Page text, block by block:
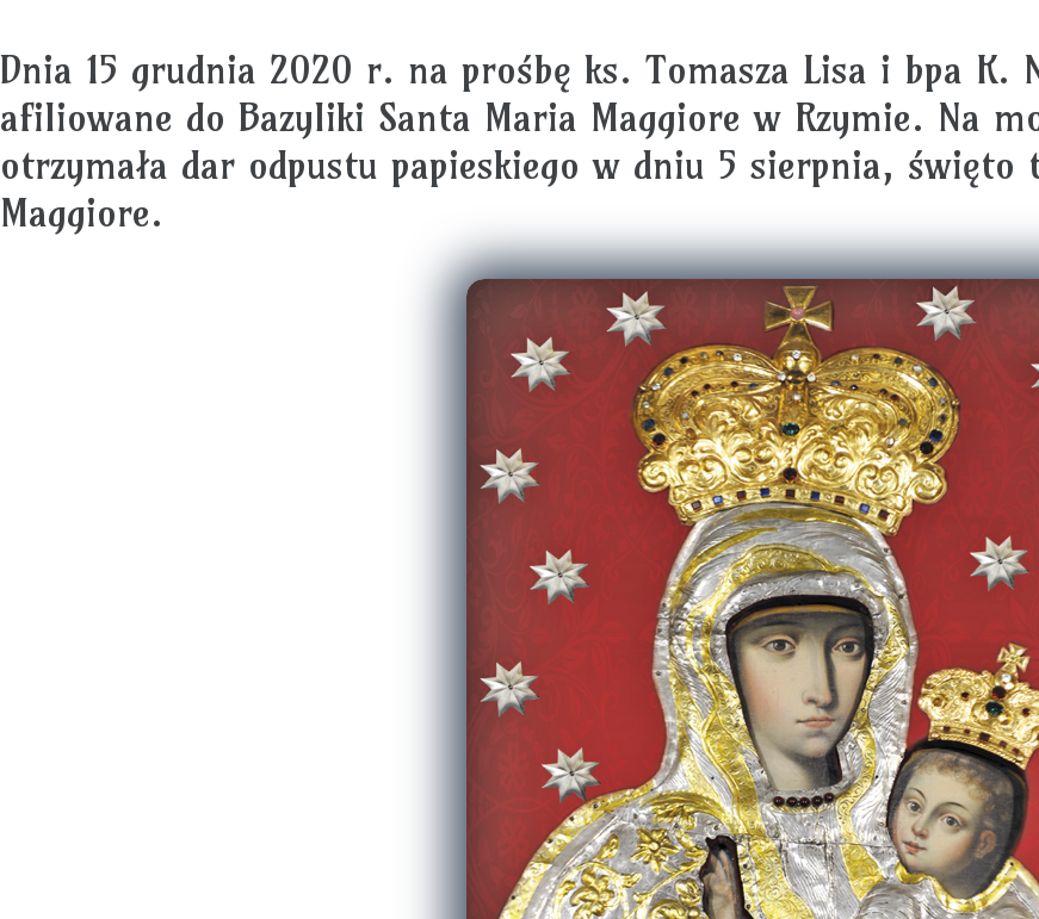
Dnia 15 grudnia 2020 r. na prośbę ks. Tomasza Lisa i bpa K.
afiliowane do Bazyliki Santa Maria Maggiore w Rzymie. Na
otrzymała dar odpustu papieskiego w dniu 5 sierpnia,
Maggiore.